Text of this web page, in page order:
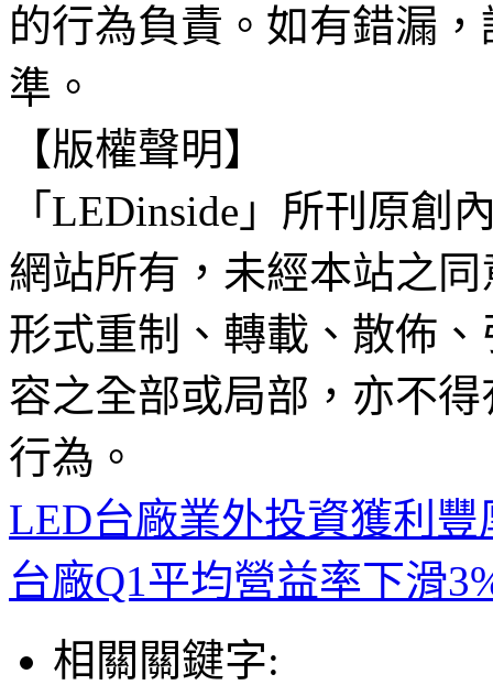
的行為負責。如有錯漏
準。
【版權聲明】
「LEDinside」所刊原創
網站所有，未經本站之
形式重制、轉載、散佈
容之全部或局部，亦不
行為。
LED台廠業外投資獲利豐
台廠Q1平均營益率下滑
相關關鍵字: